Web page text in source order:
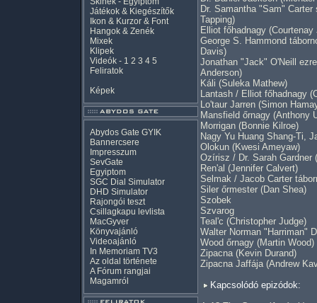
Játékok & Kiegészítők
Ikon & Kurzor & Font
Hangok & Zenék
Mixek
Klipek
Videók - 1 2 3 4 5
Feliratok
Képek
Abydos Gate GYIK
Bannercsere
Impresszum
SevGate
Egyiptom
SGC Dial Simulator
DHD Simulator
Rajongói teszt
Csillagkapu levlista
MacGyver
Könyvajánló
Videoajánló
In Memoriam TV3
Az oldal története
A Fórum rangjai
Magamról
Dr. Samantha "Sam"
Tapping)
Elliot főhadnagy
George S. Hammond
Davis)
Jonathan "Jack" O'Neill
Anderson)
Káli (Suleka Mathew)
Lantash / Elliot főhadnagy
Lo'taur Jarren (Simon
Mansfield őrnagy (Anthony
Morrigan (Bonnie Kilroe)
Nagy Yu Huang Shang-Ti,
Olokun (Kwesi Ameyaw)
Ozírisz / Dr. Sarah Gardner
Ren'al (Jennifer Calvert)
Selmak / Jacob Carter
Siler őrmester (Dan Shea)
Szobek
Szvarog
Teal'c (Christopher Judge)
Walter Norman "Harriman"
Wood őrnagy (Martin Wood)
Zipacna (Kevin Durand)
Zipacna Jaffája (Andrew
Kapcsolódó epizódok: